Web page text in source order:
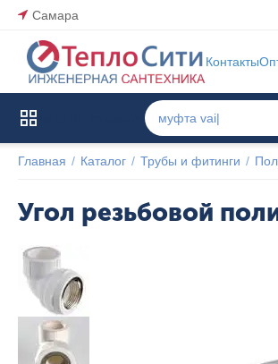
Самара
Контакты
Главная / Каталог / Трубы и фитинги /
Угол резьбовой
Популярный